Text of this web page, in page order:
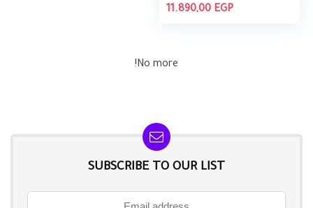
11.890,00 EGP
No more!
SUBSCRIBE TO OUR LIST